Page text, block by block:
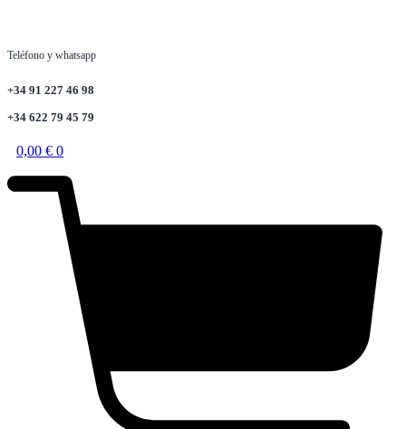
Teléfono y whatsapp
+34 91 227 46 98
+34 622 79 45 79
0,00 € 0